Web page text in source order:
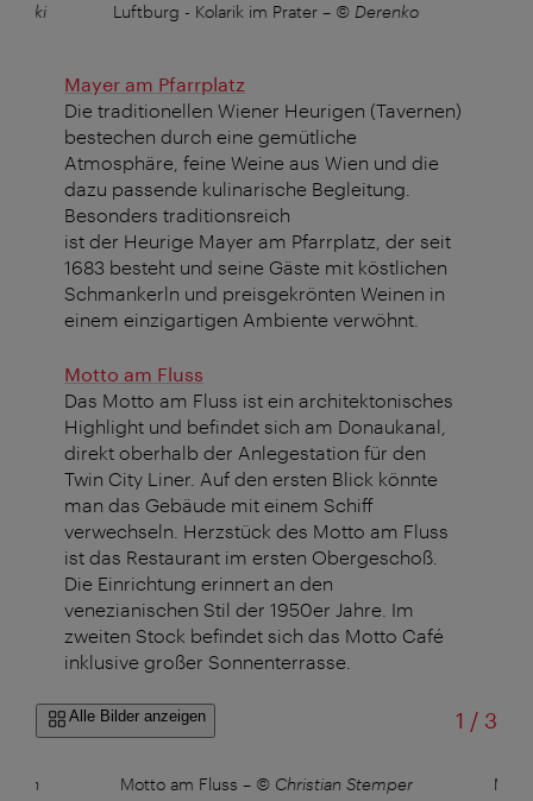
Luftburg - Kolarik im Prater – © Derenko
Mayer am Pfarrplatz
Die traditionellen Wiener Heurigen (Tavernen)
bestechen durch eine gemütliche
Atmosphäre, feine Weine aus Wien und die
dazu passende kulinarische Begleitung.
Besonders traditionsreich
ist der Heurige Mayer am Pfarrplatz, der seit
1683 besteht und seine Gäste mit köstlichen
Schmankerln und preisgekrönten Weinen in
einem einzigartigen Ambiente verwöhnt.
Motto am Fluss
Das Motto am Fluss ist ein architektonisches
Highlight und befindet sich am Donaukanal,
direkt oberhalb der Anlegestation für den
Twin City Liner. Auf den ersten Blick könnte
man das Gebäude mit einem Schiff
verwechseln. Herzstück des Motto am Fluss
ist das Restaurant im ersten Obergeschoß.
Die Einrichtung erinnert an den
venezianischen Stil der 1950er Jahre. Im
zweiten Stock befindet sich das Motto Café
inklusive großer Sonnenterrasse.
Alle Bilder anzeigen 1 /von
3
Motto am Fluss – © Christian Stemper